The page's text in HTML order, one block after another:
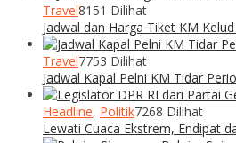
Travel8151 Dilihat
Jadwal dan Harga Tiket KM
Travel7753 Dilihat
Jadwal Kapal Pelni KM Tidar
Headline, Politik7268 Dilihat
Lewati Cuaca Ekstrem, Endipat